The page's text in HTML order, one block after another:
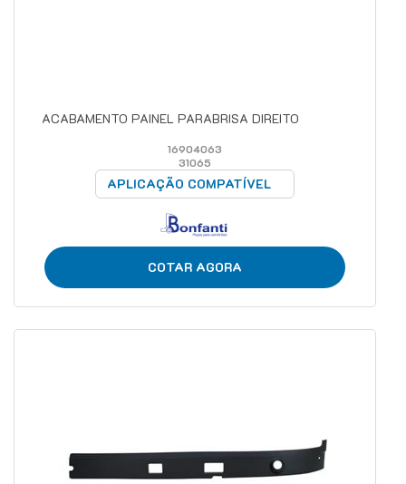
ACABAMENTO PAINEL PARABRISA DIREITO
16904063
31065
APLICAÇÃO COMPATÍVEL
COTAR AGORA